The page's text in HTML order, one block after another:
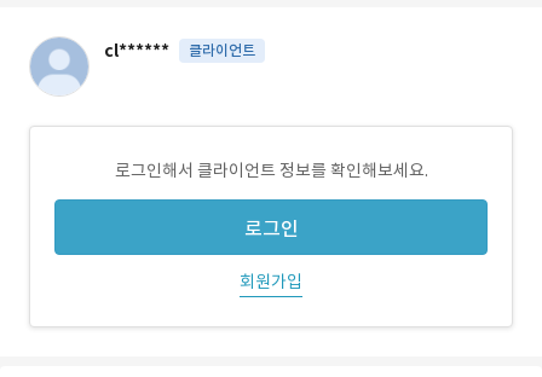
cl****** 클라이언트
로그인해서 클라이언트 정보를 확인해보세요.
로그인
회원가입